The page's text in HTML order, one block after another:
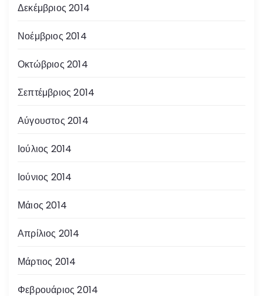
Δεκέμβριος 2014
Νοέμβριος 2014
Οκτώβριος 2014
Σεπτέμβριος 2014
Αύγουστος 2014
Ιούλιος 2014
Ιούνιος 2014
Μάιος 2014
Απρίλιος 2014
Μάρτιος 2014
Φεβρουάριος 2014